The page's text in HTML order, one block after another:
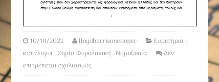
10/10/2022 lloydharrisoncooper
Ευρετήρια -
κατάλογοι ,Ζημία Φορολογική , Νομοθεσία
Δεν
επιτρέπεται σχολιασμός